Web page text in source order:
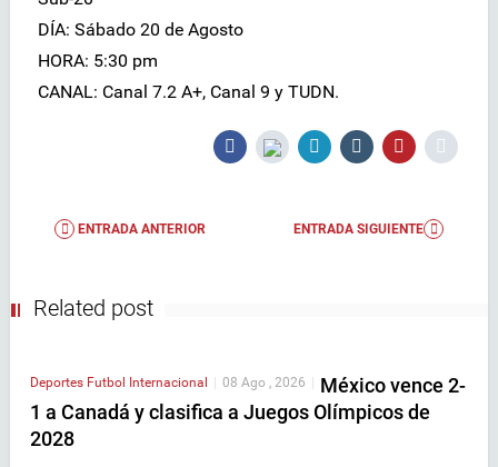
DÍA: Sábado 20 de Agosto
HORA: 5:30 pm
CANAL: Canal 7.2 A+, Canal 9 y TUDN.
ENTRADA ANTERIOR ENTRADA SIGUIENTE
Related post
Deportes Futbol Internacional 08 Ago , 2026
México vence 2-
1 a Canadá y clasifica a Juegos Olímpicos de
2028